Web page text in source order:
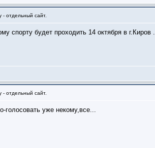
- отдельный сайт.
спорту будет проходить 14 октября в г.Киров .
- отдельный сайт.
голосовать уже некому,все...